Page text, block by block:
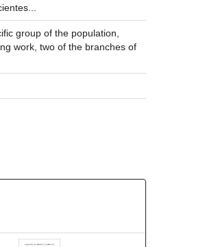
group of the population,
work, two of the branches of